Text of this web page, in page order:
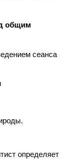
общим
сеанса
определяет